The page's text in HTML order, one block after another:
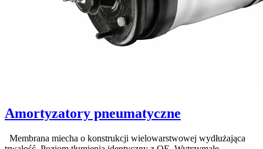
Amortyzatory pneumatyczne
Membrana miecha o konstrukcji wielowarstwowej wydłużająca